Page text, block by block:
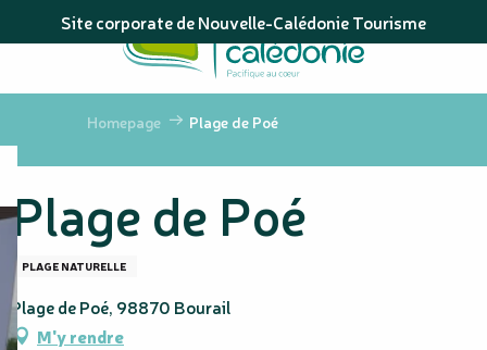
au
principal
Site corporate de Nouvelle-Calédonie Tourisme
Homepage Plage de Poé
Plage de Poé
PLAGE NATURELLE
Plage de Poé, 98870 Bourail
M'y rendre